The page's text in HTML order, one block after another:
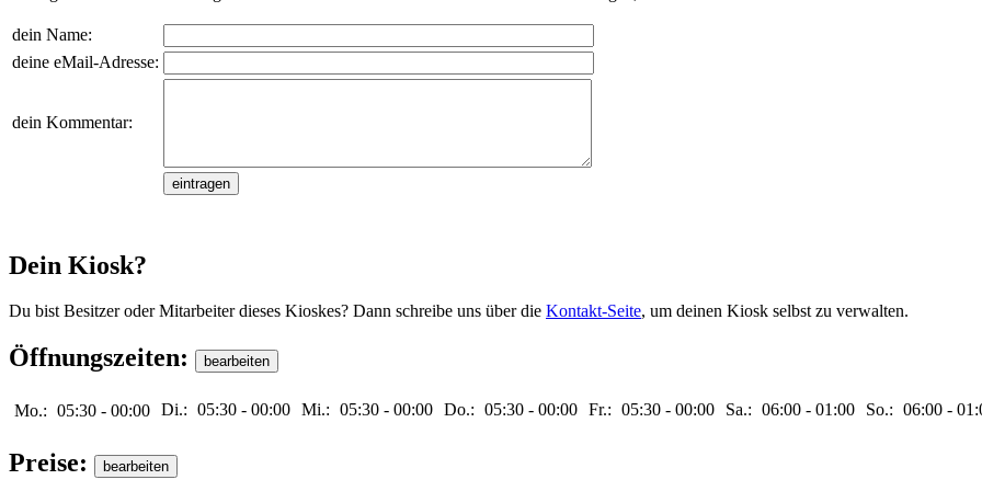
dein Name:
deine eMail-Adresse:
dein Kommentar:
Dein Kiosk?
Du bist Besitzer oder Mitarbeiter dieses Kioskes? Dann schreibe uns über die Kontakt-Seite, um deinen Kiosk selbst zu verwalten.
Öffnungszeiten:
Mo.: 05:30 - 00:00 Di.: 05:30 - 00:00 Mi.: 05:30 - 00:00 Do.: 05:30 - 00:00 Fr.: 05:30 - 00:00 Sa.: 06:00 - 01:00 So.: 06:00 -
Preise: